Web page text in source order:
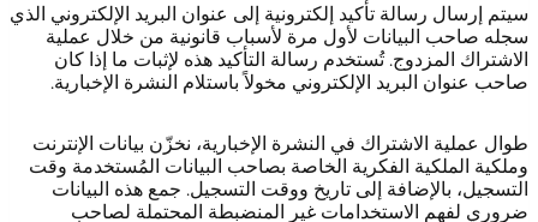
سيتم إرسال رسالة تأكيد إلكترونية إلى عنوان البريد الإلكتروني الذي
سجله صاحب البيانات لأول مرة لأسباب قانونية من خلال عملية
الاشتراك المزدوج. تُستخدم رسالة التأكيد هذه لإثبات ما إذا كان
صاحب عنوان البريد الإلكتروني مخولاً باستلام النشرة الإخبارية.
طوال عملية الاشتراك في النشرة الإخبارية، نخزّن بيانات الإنترنت
وملكية الملكية الفكرية الخاصة بصاحب البيانات المُستخدمة وقت
التسجيل، بالإضافة إلى تاريخ ووقت التسجيل. جمع هذه البيانات
ضروري لفهم الاستخدامات غير المنضبطة المحتملة لصاحب